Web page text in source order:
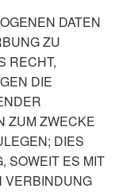
DATEN
ZU
RECHT,
DIE
ZUM ZWECKE
DIES
SOWEIT ES MIT
VERBINDUNG